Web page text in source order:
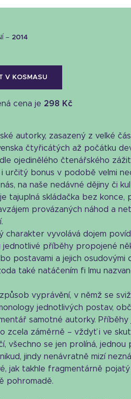
– 2014
V KOSMASU
cena je 298 Kč
autorky, zasazený z velké
čtyřicátých až počátku
ojedinělého čtenářského
určitý bonus v podobě velmi
na naše nedávné dějiny či
tajuplná skládačka bez konce,
provázaných náhod a
charakter vyvolává dojem
jednotlivé příběhy propojené
postavami a jejich osudovými
také natáčením fi lmu
vyprávění, v němž se
jednotlivých postav,
samotné autorky. Příběhy
zcela záměrně – vždyť i ve
všechno se jen prolíná,
jindy nenávratně mizí
jak takhle fragmentárně
pohromadě.